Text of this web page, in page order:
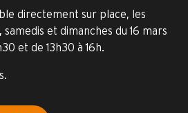
directement sur place, les
et dimanches du 16 mars
et de 13h30 à 16h.